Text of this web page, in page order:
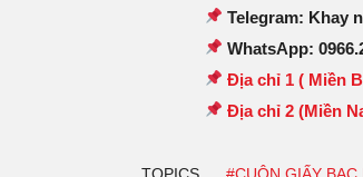
Telegram: Khay
WhatsApp:
Địa chỉ 1 ( Miền
Địa chỉ 2 (Miền
TOPICS #CUỘN GIẤY